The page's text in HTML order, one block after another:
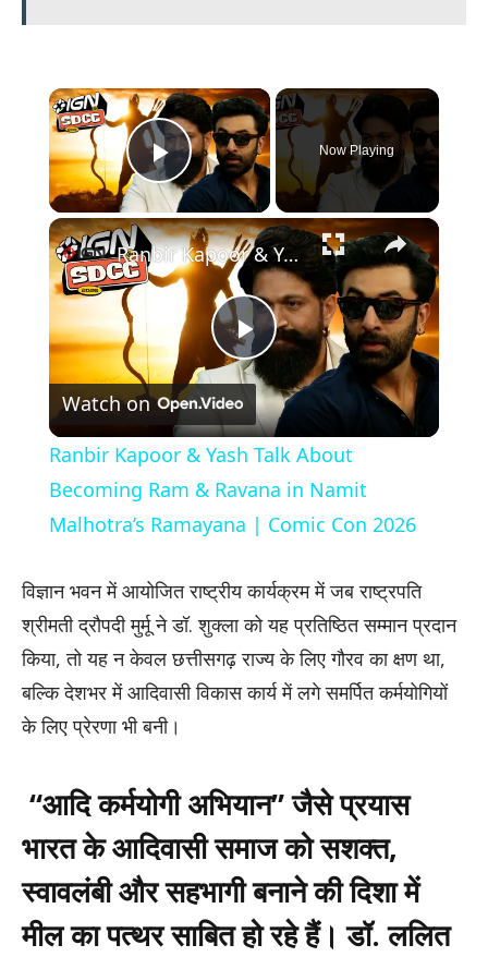
×
Play Video
Now Playing
×
Play
Video
Ranbir Kapoor & Yash Talk About Becoming Ram & Ravana in Namit Malhotra’s Ramayana | Comic Con 2026
Watch on
Ranbir Kapoor & Yash Talk About
Becoming Ram & Ravana in Namit
Malhotra’s Ramayana | Comic Con 2026
विज्ञान भवन में आयोजित राष्ट्रीय कार्यक्रम में जब राष्ट्रपति
श्रीमती द्रौपदी मुर्मू ने डॉ. शुक्ला को यह प्रतिष्ठित सम्मान प्रदान
किया, तो यह न केवल छत्तीसगढ़ राज्य के लिए गौरव का क्षण था,
बल्कि देशभर में आदिवासी विकास कार्य में लगे समर्पित कर्मयोगियों
के लिए प्रेरणा भी बनी।
“आदि कर्मयोगी अभियान” जैसे प्रयास
भारत के आदिवासी समाज को सशक्त,
स्वावलंबी और सहभागी बनाने की दिशा में
मील का पत्थर साबित हो रहे हैं। डॉ. ललित